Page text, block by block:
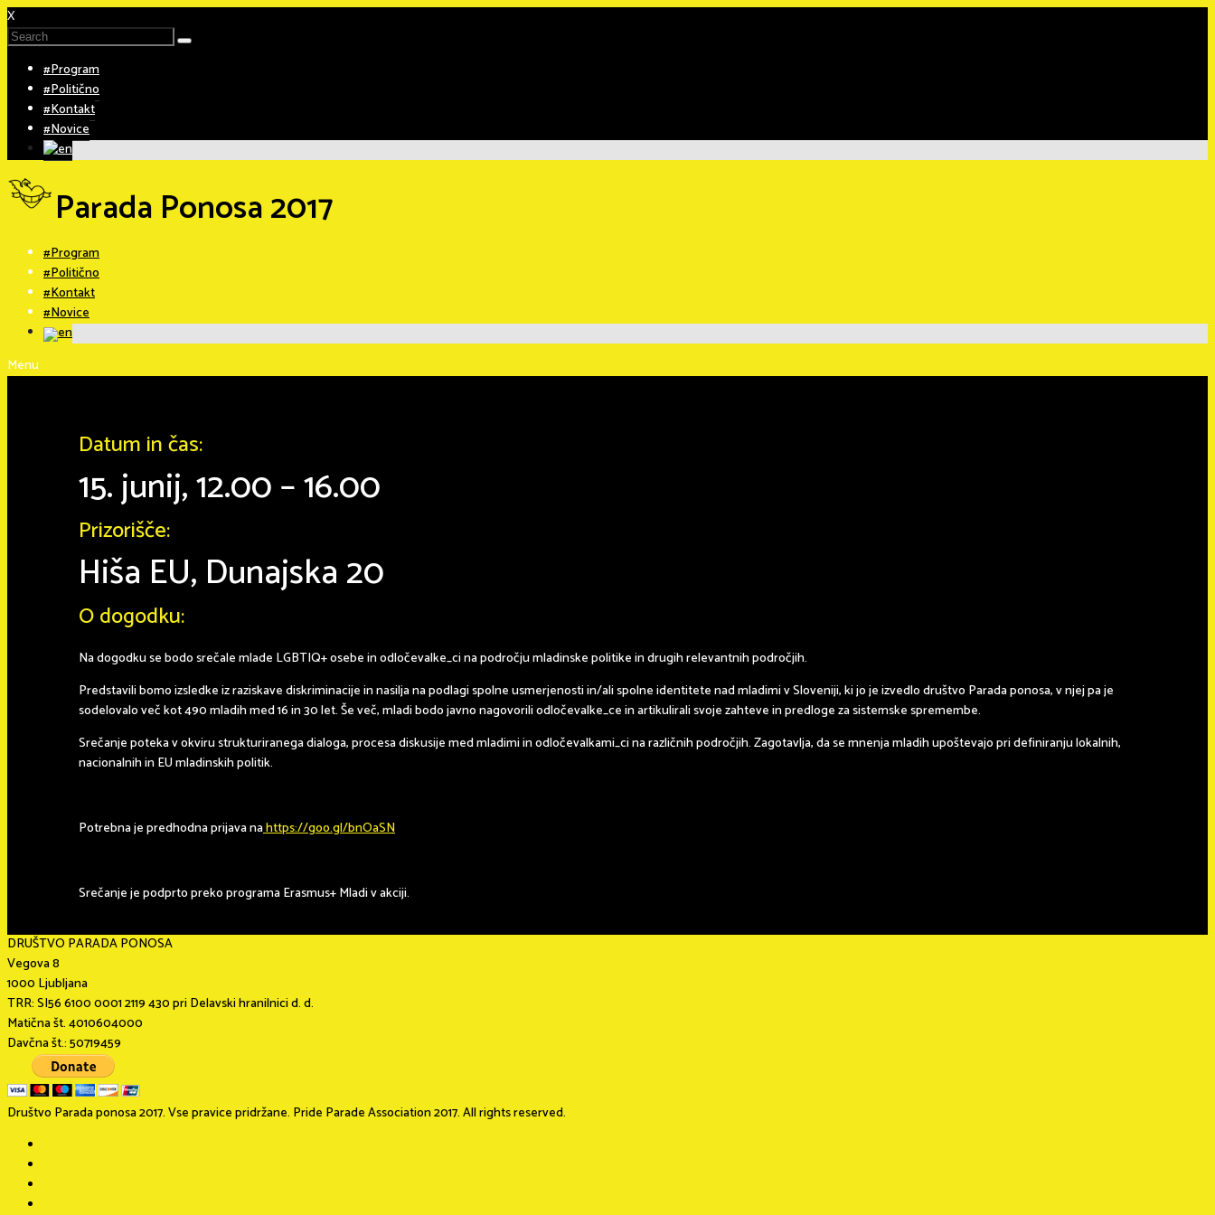
X
#Program
#Politično
#Kontakt
#Novice
Parada Ponosa 2017
#Program
#Politično
#Kontakt
#Novice
Menu
Datum in čas:
15. junij, 12.00 – 16.00
Prizorišče:
Hiša EU, Dunajska 20
O dogodku:
Na dogodku se bodo srečale mlade LGBTIQ+ osebe in odločevalke_ci na področju mladinske politike in drugih relevantnih področjih.
Predstavili bomo izsledke iz raziskave diskriminacije in nasilja na podlagi spolne usmerjenosti in/ali spolne identitete nad mladimi v Sloveniji, ki jo je izvedlo društvo Parada ponosa, v njej pa je
sodelovalo več kot 490 mladih med 16 in 30 let. Še več, mladi bodo javno nagovorili odločevalke_ce in artikulirali svoje zahteve in predloge za sistemske spremembe.
Srečanje poteka v okviru strukturiranega dialoga, procesa diskusije med mladimi in odločevalkami_ci na različnih področjih. Zagotavlja, da se mnenja mladih upoštevajo pri definiranju lokalnih,
nacionalnih in EU mladinskih politik.
Potrebna je predhodna prijava nahttps://goo.gl/bnOaSN
Srečanje je podprto preko programa Erasmus+ Mladi v akciji.
DRUŠTVO PARADA PONOSA
Vegova 8
1000 Ljubljana
TRR: SI56 6100 0001 2119 430 pri Delavski hranilnici d. d.
Matična št. 4010604000
Davčna št.: 50719459
Društvo Parada ponosa 2017. Vse pravice pridržane. Pride Parade Association 2017. All rights reserved.